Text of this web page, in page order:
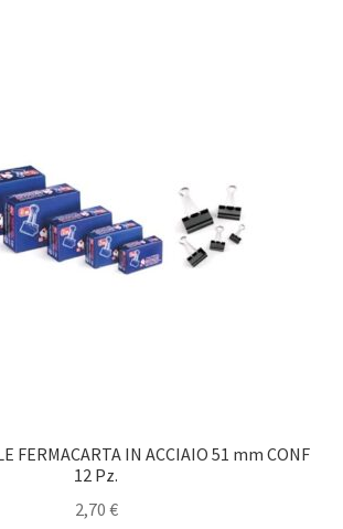
FERMACARTA IN ACCIAIO 51 mm CONF
12 Pz.
2,70 €